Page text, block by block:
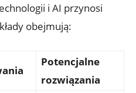
i AI przynosi
obejmują:
Potencjalne
rozwiązania